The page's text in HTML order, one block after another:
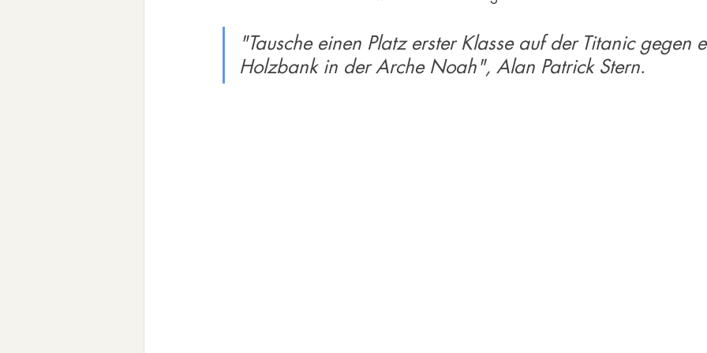
"Tausche einen Platz erster Klasse auf der Titanic gegen
Holzbank in der Arche Noah", Alan Patrick Stern.